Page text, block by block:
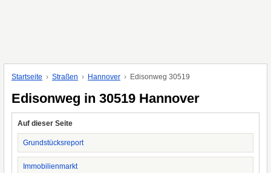
Startseite Straßen Hannover Edisonweg 30519
Edisonweg in 30519 Hannover
Auf dieser Seite
Grundstücksreport
Immobilienmarkt